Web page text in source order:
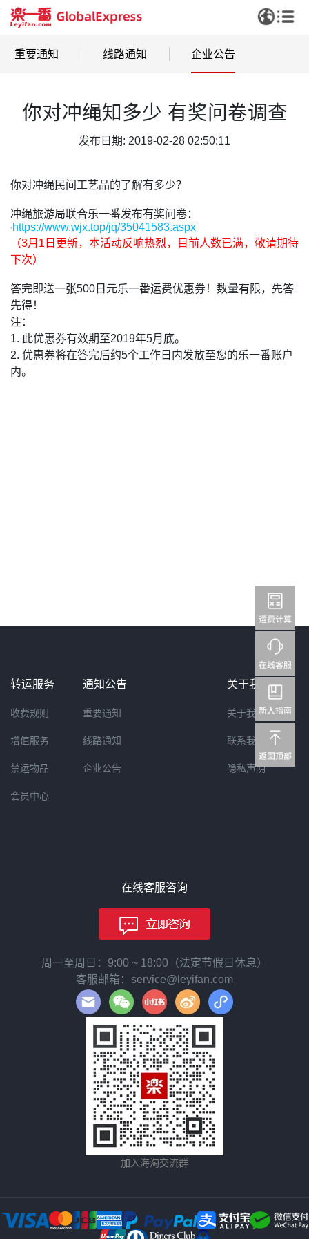
重要通知 线路通知 企业公告
你对冲绳知多少 有奖问卷调查
发布日期: 2019-02-28 02:50:11
你对冲绳民间工艺品的了解有多少？
冲绳旅游局联合乐一番发布有奖问卷：
https://www.wjx.top/jq/35041583.aspx
（3月1日更新，本活动反响热烈，目前人数已满，敬请期待
下次）
答完即送一张500日元乐一番运费优惠券！数量有限，先答
先得！
注：
1. 此优惠券有效期至2019年5月底。
2. 优惠券将在答完后约5个工作日内发放至您的乐一番账户
内。
转运服务
收费规则
增值服务
禁运物品
会员中心
通知公告
重要通知
线路通知
企业公告
关于我们
关于我们
联系我们
隐私声明
在线客服咨询
周一至周日：9:00 ~ 18:00（法定节假日休息）
客服邮箱：service@leyifan.com
加入海淘交流群